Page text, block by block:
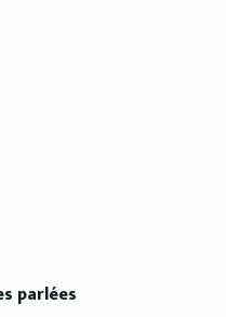
parlées
parlées